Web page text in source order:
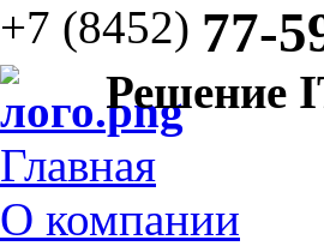
+7 (8452) 77-
Решение
Главная
О компании